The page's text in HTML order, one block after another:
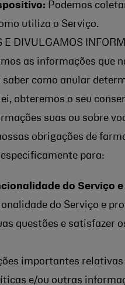
Podemos
utiliza o Serviço.
E DIVULGAMOS
as informações que
saber como anular
obteremos o seu
suas ou sobre
obrigações de
para:
do Serviço
do Serviço e
questões e satisfazer
importantes relativas
e/ou outras